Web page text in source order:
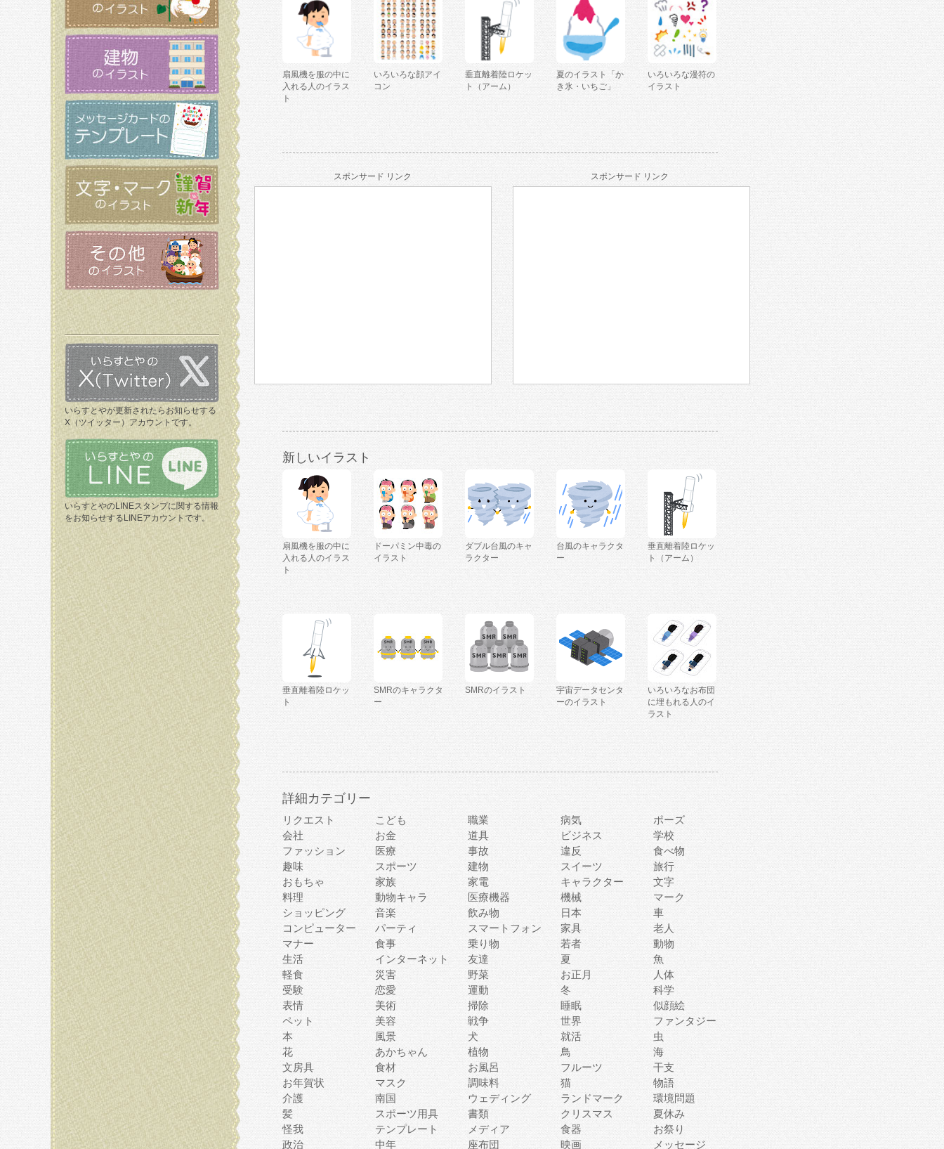
いらすとやが更新されたらお知らせする
X（ツイッター）アカウントです。
いらすとやのLINEスタンプに関する情報
をお知らせするLINEアカウントです。
扇風機を服の中に
入れる人のイラス
ト
いろいろな顔アイ
コン
垂直離着陸ロケッ
ト（アーム）
夏のイラスト「か
き氷・いちご」
いろいろな漫符の
イラスト
スポンサード リンク スポンサード リンク
新しいイラスト
扇風機を服の中に
入れる人のイラス
ト
ドーパミン中毒の
イラスト
ダブル台風のキャ
ラクター
台風のキャラクタ
ー
垂直離着陸ロケッ
ト（アーム）
垂直離着陸ロケッ
ト
SMRのキャラクタ
ー
SMRのイラスト
宇宙データセンタ
ーのイラスト
いろいろなお布団
に埋もれる人のイ
ラスト
詳細カテゴリー
リクエスト こども 職業 病気
ポーズ
会社
お金 道具 ビジネス
学校
ファッション
医療 事故 違反
食べ物
趣味
スポーツ 建物 スイーツ
旅行
おもちゃ
家族 家電 キャラクター
文字
料理
動物キャラ 医療機器 機械
マーク
ショッピング
音楽 飲み物 日本
車
コンピューター
パーティ スマートフォン 家具
老人
マナー
食事 乗り物 若者
動物
生活
インターネット 友達 夏
魚
軽食
災害 野菜 お正月
人体
受験
恋愛 運動 冬
科学
表情
美術 掃除 睡眠
似顔絵
ペット
美容 戦争 世界
ファンタジー
本
風景 犬 就活
虫
花
あかちゃん 植物 鳥
海
文房具
食材 お風呂 フルーツ
干支
お年賀状
マスク 調味料 猫
物語
介護
南国 ウェディング ランドマーク
環境問題
髪
スポーツ用具 書類 クリスマス
夏休み
怪我
テンプレート メディア 食器
お祭り
政治
中年 座布団 映画 メッセージ